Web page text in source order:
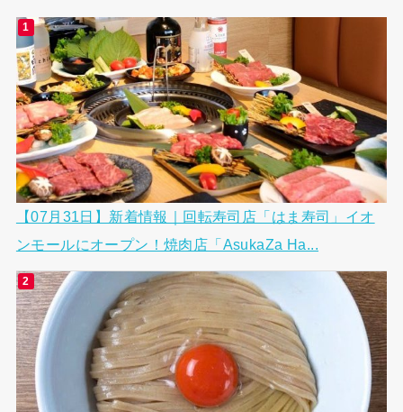
【07月31日】新着情報｜回転寿司店「はま寿司」イオ
ンモールにオープン！焼肉店「AsukaZa Ha...